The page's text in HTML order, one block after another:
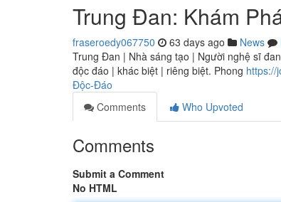
Trung Đan: Khám
fraseroedy067750 63 days ago News
Trung Đan | Nhà sáng tạo | Người nghệ sĩ
độc đáo | khác biệt | riêng biệt. Phong https://
Độc-Đáo
Comments
Who Upvoted
Comments
Submit a Comment
No HTML